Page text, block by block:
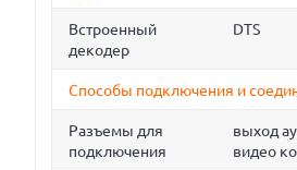
Встроенный
декодер
DTS
Способы подключения и
Разъемы для
подключения
выход
видео